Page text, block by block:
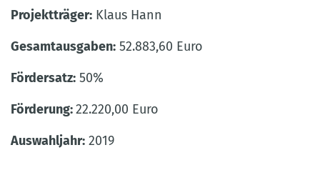
Projektträger: Klaus Hann
Gesamtausgaben: 52.883,60 Euro
Fördersatz: 50%
Förderung:22.220,00 Euro
Auswahljahr: 2019